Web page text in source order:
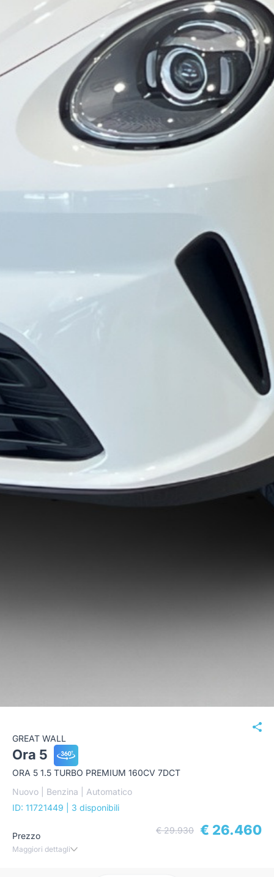
GREAT WALL
Ora 5
ORA 5 1.5 TURBO PREMIUM 160CV 7DCT
Nuovo | Benzina | Automatico
ID: 11721449
| 3 disponibili
Prezzo
Maggiori dettagli
€ 29.930 € 26.460